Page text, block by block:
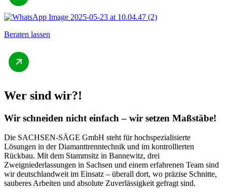
Beraten lassen
Wer sind wir?!
Wir schneiden nicht einfach – wir setzen Maßstäbe!
Die SACHSEN-SÄGE GmbH steht für hochspezialisierte
Lösungen in der Diamanttrenntechnik und im kontrollierten
Rückbau. Mit dem Stammsitz in Bannewitz, drei
Zweigniederlassungen in Sachsen und einem erfahrenen Team sind
wir deutschlandweit im Einsatz – überall dort, wo präzise Schnitte,
sauberes Arbeiten und absolute Zuverlässigkeit gefragt sind.